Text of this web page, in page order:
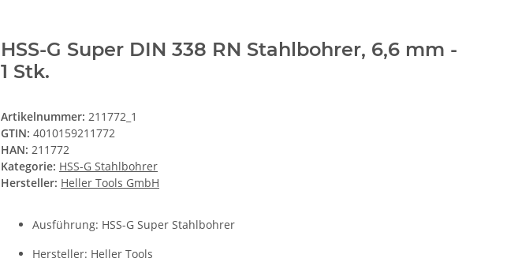
HSS-G Super DIN 338 RN Stahlbohrer, 6,6 mm -
1 Stk.
Artikelnummer: 211772_1
GTIN: 4010159211772
HAN: 211772
Kategorie: HSS-G Stahlbohrer
Hersteller: Heller Tools GmbH
Ausführung: HSS-G Super Stahlbohrer
Hersteller: Heller Tools